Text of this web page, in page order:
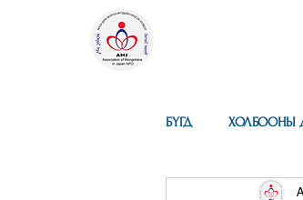
БҮГД ХОЛБООНЫ